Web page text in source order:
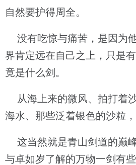
自然要护得周全。
没有吃惊与痛苦，是因为
界肯定远在自己之上，只是
竟是什么剑。
从海上来的微风、拍打着
海水、那些泛着银色的沙粒，
这当然就是青山剑道的巅
与卓如岁了解的万物一剑有些